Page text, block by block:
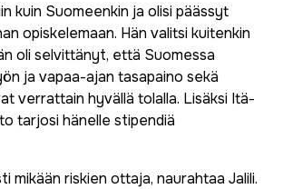
kuin Suomeenkin ja olisi päässyt
opiskelemaan. Hän valitsi kuitenkin
oli selvittänyt, että Suomessa
ja vapaa-ajan tasapaino sekä
verrattain hyvällä tolalla. Lisäksi Itä-
tarjosi hänelle stipendiä
mikään riskien ottaja, naurahtaa Jalili.